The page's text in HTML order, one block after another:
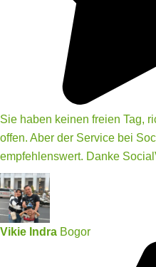
Sie haben keinen freien Tag,
offen. Aber der Service bei
empfehlenswert. Danke
Vikie Indra Bogor